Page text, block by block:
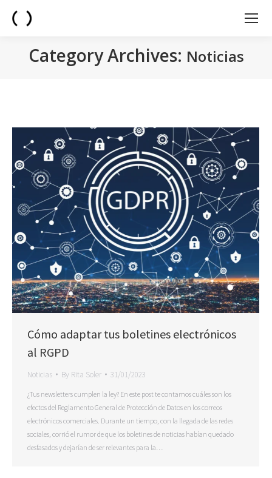
Category Archives: Noticias
Cómo adaptar tus boletines electrónicos
al RGPD
Noticias By Rita Soler 31/01/2023
¿Tus newsletters cumplen la ley? En este post te contamos cuáles son los
efectos del Reglamento General de Protección de Datos en los correos
electrónicos comerciales. Durante un tiempo, con la llegada de las redes
sociales, corrió el rumor de que los boletines de noticias habían quedado
desfasados y dejarían de ser relevantes para la…